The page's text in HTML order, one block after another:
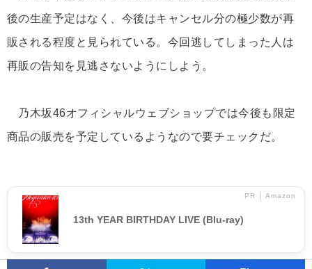
後の生産予定はなく、今後はキャンセル分の極少数が再
販される程度と見られている。今回逃してしまった人は
再販の告知を見逃さないようにしよう。
乃木坂46オフィシャルウェブショップでは今後も限定
商品の販売を予定しているようなので要チェックだ。
PR │ Amazon
13th YEAR BIRTHDAY LIVE (Blu-ray)